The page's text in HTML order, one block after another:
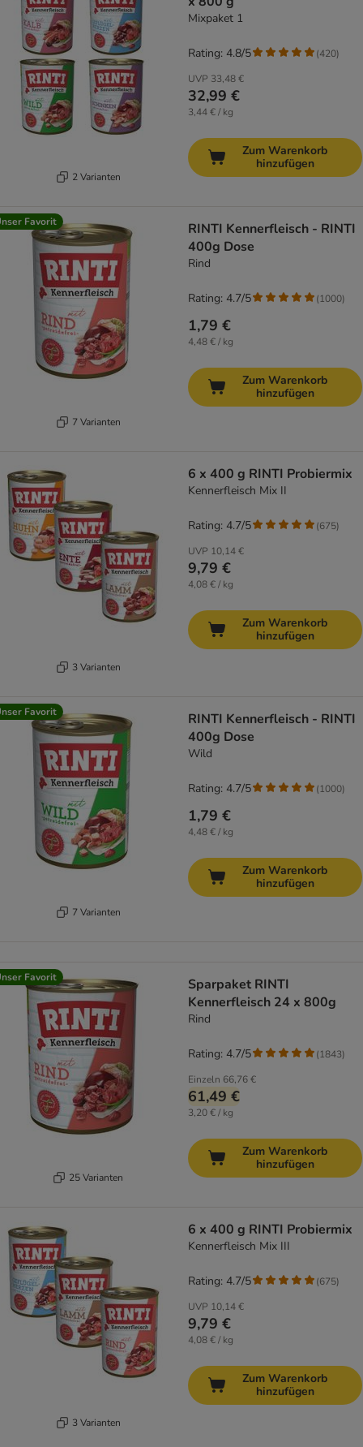
2 Varianten
Mixpaket 1
UVP 33,48 €
32,99 €
3,44 € / kg
Rating: 4.8/5 (420)
Zum Warenkorb
hinzufügen
Favorit
7 Varianten
RINTI Kennerfleisch - RINTI
400g Dose
Rind
1,79 €
4,48 € / kg
Rating: 4.7/5 (1000)
Zum Warenkorb
hinzufügen
3 Varianten
6 x 400 g RINTI Probiermix
Kennerfleisch Mix II
UVP 10,14 €
9,79 €
4,08 € / kg
Rating: 4.7/5 (675)
Zum Warenkorb
hinzufügen
Favorit
7 Varianten
RINTI Kennerfleisch - RINTI
400g Dose
Wild
1,79 €
4,48 € / kg
Rating: 4.7/5 (1000)
Zum Warenkorb
hinzufügen
Favorit
25 Varianten
Sparpaket RINTI
Kennerfleisch 24 x 800g
Rind
Einzeln 66,76 €
61,49 €
3,20 € / kg
Rating: 4.7/5 (1843)
Zum Warenkorb
hinzufügen
3 Varianten
6 x 400 g RINTI Probiermix
Kennerfleisch Mix III
UVP 10,14 €
9,79 €
4,08 € / kg
Rating: 4.7/5 (675)
Zum Warenkorb
hinzufügen